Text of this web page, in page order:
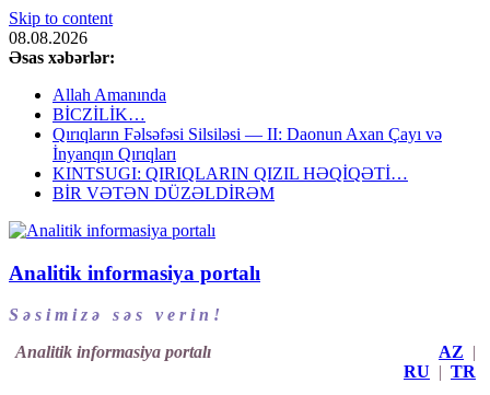
Skip to content
08.08.2026
Əsas xəbərlər:
Allah Amanında
BİCZİLİK…
Qırıqların Fəlsəfəsi Silsiləsi — II: Daonun Axan Çayı və
İnyanqın Qırıqları
KINTSUGI: QIRIQLARIN QIZIL HƏQİQƏTİ…
BİR VƏTƏN DÜZƏLDİRƏM
Analitik informasiya portalı
S ə s i m i z ə s ə s v e r i n !
Analitik informasiya portalı
AZ |
RU | TR